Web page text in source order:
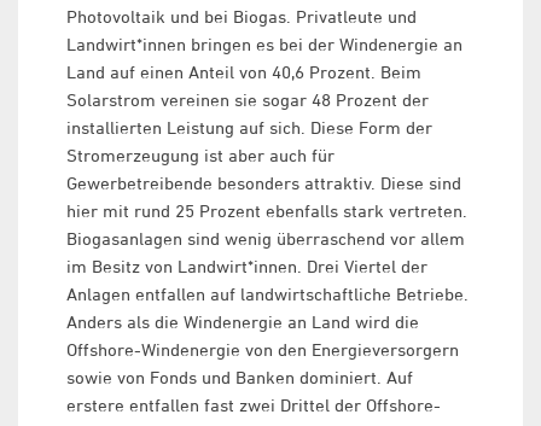
Photovoltaik und bei Biogas. Privatleute und
Landwirt*innen bringen es bei der Windenergie an
Land auf einen Anteil von 40,6 Prozent. Beim
Solarstrom vereinen sie sogar 48 Prozent der
installierten Leistung auf sich. Diese Form der
Stromerzeugung ist aber auch für
Gewerbetreibende besonders attraktiv. Diese sind
hier mit rund 25 Prozent ebenfalls stark vertreten.
Biogasanlagen sind wenig überraschend vor allem
im Besitz von Landwirt*innen. Drei Viertel der
Anlagen entfallen auf landwirtschaftliche Betriebe.
Anders als die Windenergie an Land wird die
Offshore-Windenergie von den Energieversorgern
sowie von Fonds und Banken dominiert. Auf
erstere entfallen fast zwei Drittel der Offshore-